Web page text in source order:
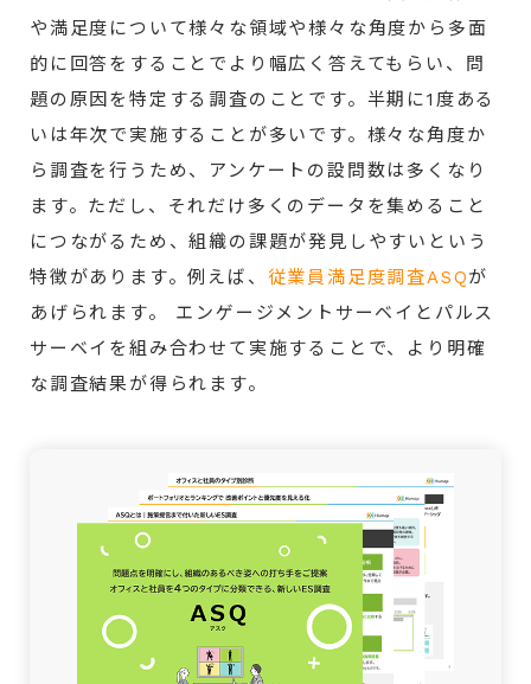
や満足度について様々な領域や様々な角度から多面
的に回答をすることでより幅広く答えてもらい、問
題の原因を特定する調査のことです。半期に1度ある
いは年次で実施することが多いです。様々な角度か
ら調査を行うため、アンケートの設問数は多くなり
ます。ただし、それだけ多くのデータを集めること
につながるため、組織の課題が発見しやすいという
特徴があります。例えば、 従業員満足度調査ASQが
あげられます。 エンゲージメントサーベイとパルス
サーベイを組み合わせて実施することで、より明確
な調査結果が得られます。